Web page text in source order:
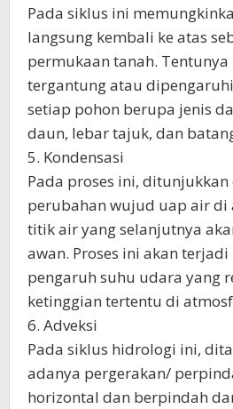
Pada siklus ini
langsung kembali ke atas
permukaan tanah.
tergantung atau
setiap pohon berupa jenis
daun, lebar tajuk, dan
5. Kondensasi
Pada proses ini,
perubahan wujud uap air di
titik air yang selanjutnya
awan. Proses ini akan
pengaruh suhu udara yang
ketinggian tertentu di
6. Adveksi
Pada siklus hidrologi ini,
adanya pergerakan/
horizontal dan berpindah